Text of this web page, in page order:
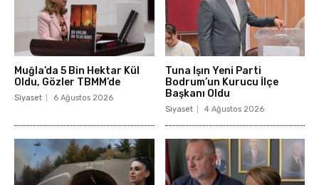
Muğla’da 5 Bin Hektar Kül
Oldu, Gözler TBMM’de
Siyaset 6 Ağustos 2026
Tuna Işın Yeni Parti
Bodrum’un Kurucu İlçe
Başkanı Oldu
Siyaset 4 Ağustos 2026